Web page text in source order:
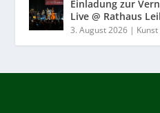
Einladung zur
Live @ Rathaus
3. August 2026 |